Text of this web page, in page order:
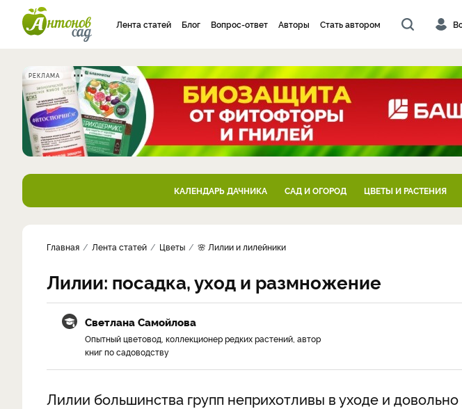
Лента статей Блог Вопрос-ответ Авторы Стать автором
РЕКЛАМА
КАЛЕНДАРЬ ДАЧНИКА САД И ОГОРОД ЦВЕТЫ И РАСТЕНИЯ
Главная Лента статей Цветы 🌸 Лилии и лилейники
Лилии: посадка, уход и размножение
Светлана Самойлова
Опытный цветовод, коллекционер редких растений, автор
книг по садоводству
Лилии большинства групп неприхотливы в уходе и